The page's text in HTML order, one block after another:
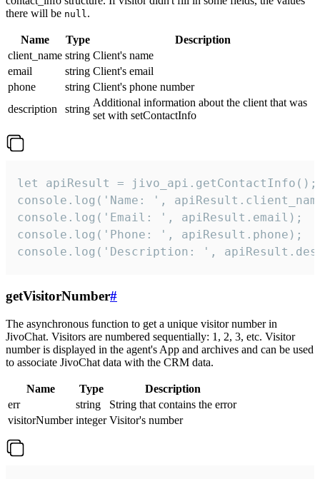
there will be null.
Name Type
Description
client_name string Client's name
email
string Client's email
phone
string Client's phone number
description
string
Additional information about the client that was
set with setContactInfo
let apiResult = jivo_api.getContactInfo();
console.log('Name: ',
console.log('Email: ', apiResult.email);
console.log('Phone: ', apiResult.phone);
console.log('Description: ',
getVisitorNumber#
The asynchronous function to get a unique visitor number in
JivoChat. Visitors are numbered sequentially: 1, 2, 3, etc. Visitor
number is displayed in the agent's App and archives and can be used
to associate JivoChat data with the CRM data.
Name Type
Description
err
string
String that contains the error
visitorNumber integer Visitor's number